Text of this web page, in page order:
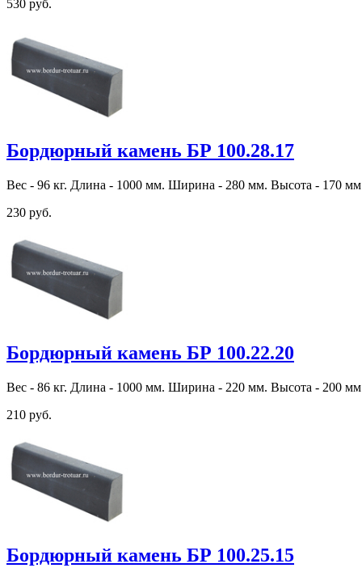
530 руб.
Бордюрный камень БР 100.28.17
Вес - 96 кг. Длина - 1000 мм. Ширина - 280 мм. Высота - 170
230 руб.
Бордюрный камень БР 100.22.20
Вес - 86 кг. Длина - 1000 мм. Ширина - 220 мм. Высота - 200
210 руб.
Бордюрный камень БР 100.25.15